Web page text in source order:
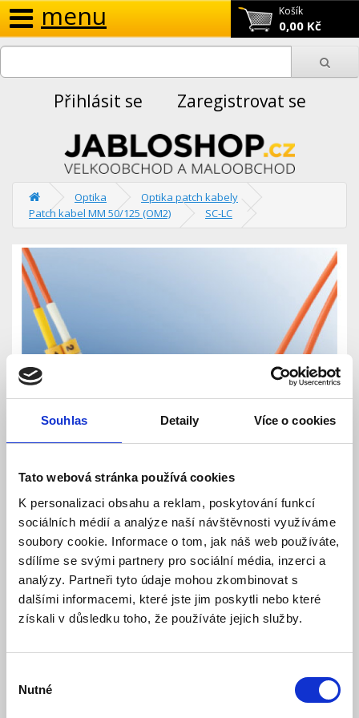
Souhlas Detaily Více o cookies
Tato webová stránka používá cookies
K personalizaci obsahu a reklam, poskytování funkcí
sociálních médií a analýze naší návštěvnosti využíváme
soubory cookie. Informace o tom, jak náš web používáte,
sdílíme se svými partnery pro sociální média, inzerci a
analýzy. Partneři tyto údaje mohou zkombinovat s
dalšími informacemi, které jste jim poskytli nebo které
získali v důsledku toho, že používáte jejich služby.
souhlasu
Nutné
Košík
0,00 Kč
menu
Přihlásit se Zaregistrovat se
Optika
Optika patch kabely
Patch kabel MM 50/125 (OM2)
SC-LC
LEXI-Net Patch kabel
50/125, SC-LC, 5m duplex
Model: PATCHOP-50/SC-LC-5M | Výrobce: